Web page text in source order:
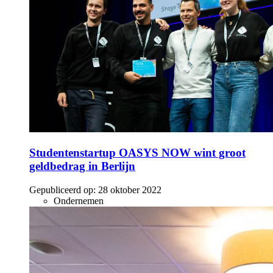
Studentenstartup OASYS NOW wint groot
geldbedrag in Berlijn
Gepubliceerd op: 28 oktober 2022
Ondernemen